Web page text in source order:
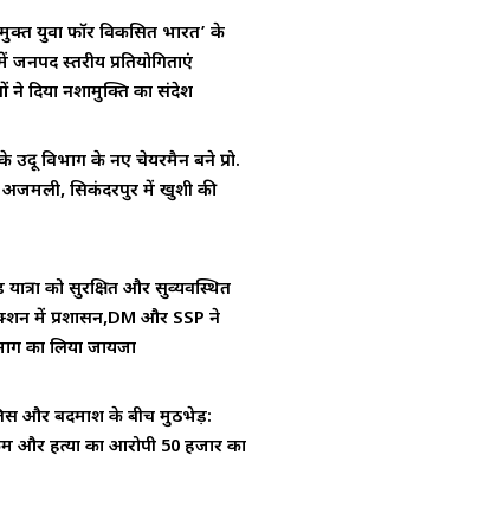
युवा फॉर विकसित भारत’ के
स्तरीय प्रतियोगिताएं
दिया नशामुक्ति का संदेश
विभाग के नए चेयरमैन बने प्रो.
अजमली, सिकंदरपुर में खुशी की
को सुरक्षित और सुव्यवस्थित
में प्रशासन,DM और SSP ने
का लिया जायजा
और बदमाश के बीच मुठभेड़:
और हत्या का आरोपी 50 हजार का